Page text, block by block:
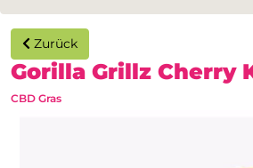
Zurück
Gorilla Grillz Cherry
CBD Gras